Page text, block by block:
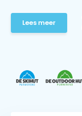
Lees meer